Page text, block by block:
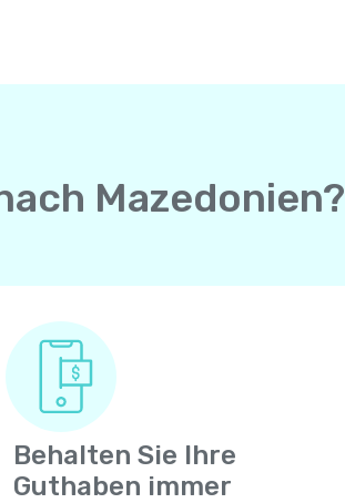
Mazedonien?
Behalten Sie Ihre
Guthaben immer